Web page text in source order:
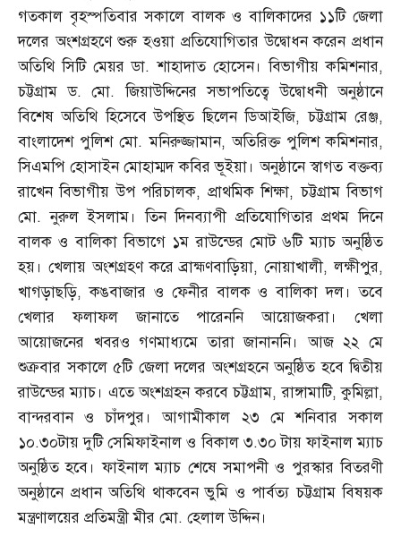
গতকাল বৃহস্পতিবার সকালে বালক ও বালিকাদের ১১টি জেলা
দলের অংশগ্রহণে শুরু হওয়া প্রতিযোগিতার উদ্বোধন করেন প্রধান
অতিথি সিটি মেয়র ডা.শাহাদাত হোসেন। বিভাগীয় কমিশনার,
চট্টগ্রাম ড. মো.জিয়াউদ্দিনের সভাপতিত্বে উদ্বোধনী অনুষ্ঠানে
বিশেষ অতিথি হিসেবে উপস্থিত ছিলেন ডিআইজি,চট্টগ্রাম রেঞ্জ,
বাংলাদেশ পুলিশ মো.মনিরুজ্জামান,অতিরিক্ত পুলিশ কমিশনার,
সিএমপি হোসাইন মোহাম্মদ কবির ভূইয়া। অনুষ্ঠানে স্বাগত বক্তব্য
রাখেন বিভাগীয় উপ পরিচালক, প্রাথমিক শিক্ষা,চট্টগ্রাম বিভাগ
মো.নুরুল ইসলাম। তিন দিনব্যাপী প্রতিযোগিতার প্রথম দিনে
বালক ও বালিকা বিভাগে ১ম রাউন্ডের মোট ৬টি ম্যাচ অনুষ্ঠিত
হয়। খেলায় অংশগ্রহণ করে ব্রাহ্মণবাড়িয়া, নোয়াখালী,লক্ষীপুর,
খাগড়াছড়ি,কঙবাজার ও ফেনীর বালক ও বালিকা দল। তবে
খেলার ফলাফল জানাতে পারেননি আয়োজকরা। খেলা
আয়োজনের খবরও গণমাধ্যমে তারা জানাননি। আজ ২২ মে
শুক্রবার সকালে ৫টি জেলা দলের অংশগ্রহনে অনুষ্ঠিত হবে দ্বিতীয়
রাউন্ডের ম্যাচ। এতে অংশগ্রহন করবে চট্টগ্রাম,রাঙ্গামাটি,কুমিল্লা,
বান্দরবান ও চাঁদপুর। আগামীকাল ২৩ মে শনিবার সকাল
১০.৩০টায় দুটি সেমিফাইনাল ও বিকাল ৩.৩০ টায় ফাইনাল ম্যাচ
অনুষ্ঠিত হবে। ফাইনাল ম্যাচ শেষে সমাপনী ও পুরস্কার বিতরণী
অনুষ্ঠানে প্রধান অতিথি থাকবেন ভুমি ও পার্বত্য চট্টগ্রাম বিষয়ক
মন্ত্রণালয়ের প্রতিমন্ত্রী মীর মো. হেলাল উদ্দিন।